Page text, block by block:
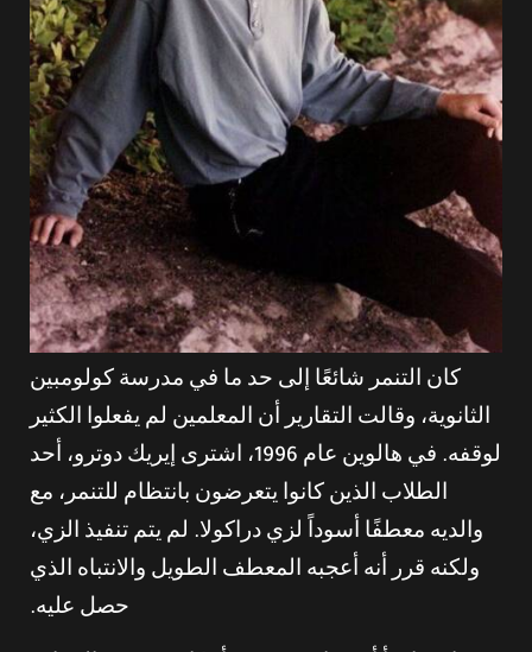
كان التنمر شائعًا إلى حد ما في مدرسة كولومبين
الثانوية، وقالت التقارير أن المعلمين لم يفعلوا الكثير
لوقفه. في هالوين عام 1996، اشترى إيريك دوترو، أحد
الطلاب الذين كانوا يتعرضون بانتظام للتنمر، مع
والديه معطفًا أسوداً لزي دراكولا. لم يتم تنفيذ الزي،
ولكنه قرر أنه أعجبه المعطف الطويل والانتباه الذي
حصل عليه.